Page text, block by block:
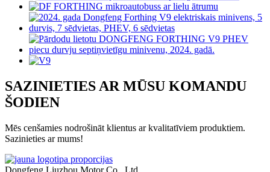
SAZINIETIES AR MŪSU KOMANDU
ŠODIEN
Mēs cenšamies nodrošināt klientus ar kvalitatīviem produktiem.
Sazinieties ar mums!
Dongfeng Liuzhou Motor Co., Ltd.